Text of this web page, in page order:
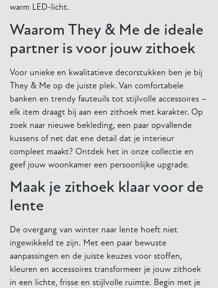
warm LED-licht.
Waarom They & Me de ideale
partner is voor jouw zithoek
Voor unieke en kwalitatieve decorstukken ben je bij
They & Me op de juiste plek. Van comfortabele
banken en trendy fauteuils tot stijlvolle accessoires –
elk item draagt bij aan een zithoek met karakter. Op
zoek naar nieuwe bekleding, een paar opvallende
kussens of net dat ene detail dat je interieur
compleet maakt? Ontdek het in onze collectie en
geef jouw woonkamer een persoonlijke upgrade.
Maak je zithoek klaar voor de
lente
De overgang van winter naar lente hoeft niet
ingewikkeld te zijn. Met een paar bewuste
aanpassingen en de juiste keuzes voor stoffen,
kleuren en accessoires transformeer je jouw zithoek
in een lichte, frisse en stijlvolle ruimte. Begin met je